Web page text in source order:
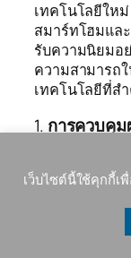
เทคโนโลยีให
สมาร์ทโฮมแล
รับความนิยมอ
ความสามารถ
เทคโนโลยีที่ส
1. การควบคุ
การทำง
ประตูผ่
หรือแท็
ระบบปร
เว็บไซต์นี้ใช้คุกกี้เ